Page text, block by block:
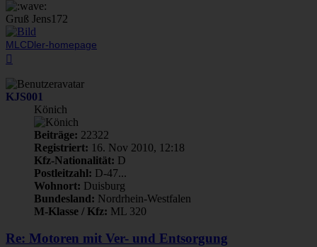
Gruß Jens172
MLCDler-homepage
KJS001
Könich
Beiträge: 22322
Registriert: 16. Nov 2010, 12:18
Kfz-Nationalität: D
Postleitzahl: D-47...
Wohnort: Duisburg
Bundesland: Nordrhein-Westfalen
M-Klasse / Kfz: ML 320
Re: Motoren mit Ver- und Entsorgung